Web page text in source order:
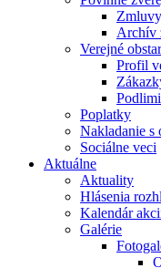
Archív
Verejné
Profil
Poplatky
Nakladanie s
Sociálne veci
Aktuálne
Aktuality
Hlásenia
Kalendár
Galérie